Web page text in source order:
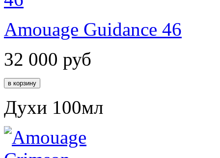
Amouage Guidance 46
32 000 руб
Духи 100мл